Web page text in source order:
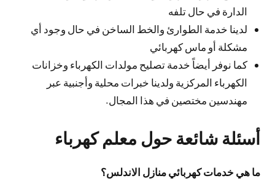
الدارة في حال تلفه
لدينا خدمة الطوارئ والخط الساخن في حال وجود أي
مشكلة أو ماس كهربائي
كما نوفر أيضاً خدمة تصليح مولدات الكهرباء وخزانات
الكهرباء المركزية ولدينا خبرات محلية وأجنبية عبر
مهندسين مختصين في هذا المجال.
أسئلة شائعة حول معلم كهرباء
ما هي خدمات كهربائي منازل الاندلس؟